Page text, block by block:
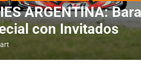
ARGENTINA: